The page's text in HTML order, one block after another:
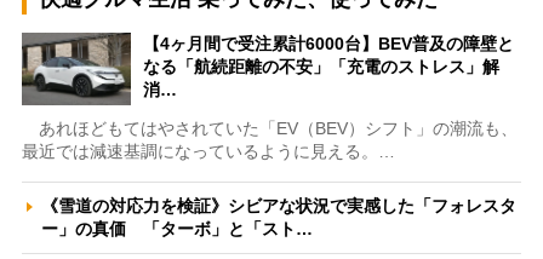
【4ヶ月間で受注累計6000台】BEV普及の障壁と
なる「航続距離の不安」「充電のストレス」解
消…
あれほどもてはやされていた「EV（BEV）シフト」の潮流も、
最近では減速基調になっているように見える。…
《雪道の対応力を検証》シビアな状況で実感した「フォレスタ
ー」の真価 「ターボ」と「スト…